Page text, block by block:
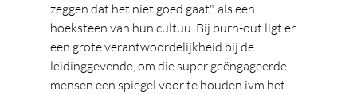
zeggen dat het niet goed gaat", als een
hoeksteen van hun cultuu. Bij burn-out ligt er
een grote verantwoordelijkheid bij de
leidinggevende, om die super geëngageerde
mensen een spiegel voor te houden ivm het